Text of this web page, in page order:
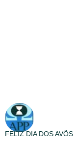
FELIZ DIA DOS